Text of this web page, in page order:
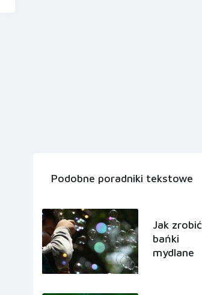
Podobne poradniki tekstowe
Jak zrobić
bańki
mydlane